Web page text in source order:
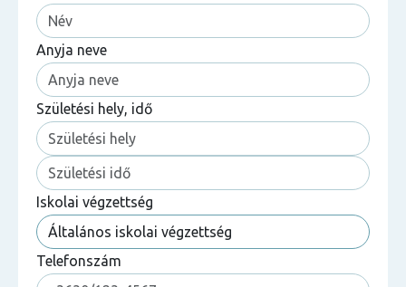
Anyja neve
Születési hely, idő
Iskolai végzettség
Telefonszám